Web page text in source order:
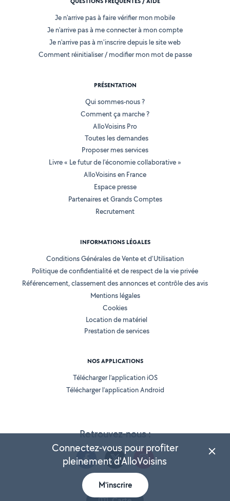
Retrouvez-nous :
Je n'arrive pas à faire vérifier mon mobile
Je n'arrive pas à me connecter à mon compte
Je n'arrive pas à m'inscrire depuis le site web
Comment réinitialiser / modifier mon mot de passe
PRÉSENTATION
Qui sommes-nous ?
Comment ça marche ?
AlloVoisins Pro
Toutes les demandes
Proposer mes services
Livre « Le futur de l'économie collaborative »
AlloVoisins en France
Espace presse
Partenaires et Grands Comptes
Recrutement
INFORMATIONS LÉGALES
Conditions Générales de Vente et d'Utilisation
Politique de confidentialité et de respect de la vie privée
Référencement, classement des annonces et contrôle des avis
Mentions légales
Cookies
Location de matériel
Prestation de services
NOS APPLICATIONS
Télécharger l’application iOS
Télécharger l’application Android
Connectez-vous pour profiter
pleinement d'AlloVoisins
M'inscrire